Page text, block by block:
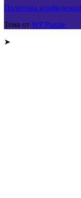
Политика
Тема от WP Puzzle
➤